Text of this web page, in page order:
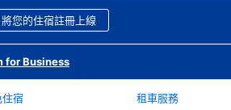
將您的住宿註冊上線
for Business
宿
租車服務